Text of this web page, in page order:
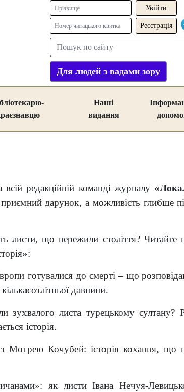
Реєстрація
Для людей з вадами зору
Наші
видання
всій редакційній команді журналу
дарунок, а можливість глибше
листи, що пережили століття?
готувалися до смерті – що
давнини.
зухвалого листа турецькому султану?
історія.
Мотрею Кочубей: історія кохання, що
як листи Івана Нечуя-